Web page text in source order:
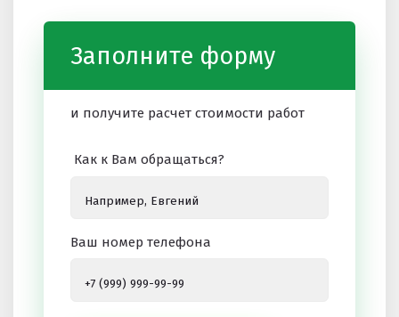
Заполните форму
и получите расчет стоимости работ
Как к Вам обращаться?
Ваш номер телефона